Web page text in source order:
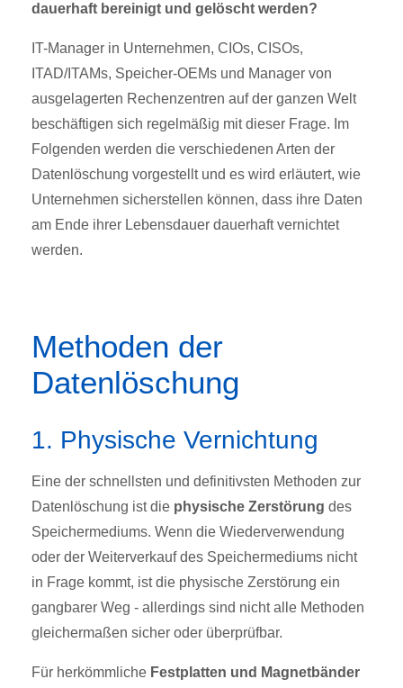
dauerhaft bereinigt und gelöscht werden?
IT-Manager in Unternehmen, CIOs, CISOs,
ITAD/ITAMs, Speicher-OEMs und Manager von
ausgelagerten Rechenzentren auf der ganzen Welt
beschäftigen sich regelmäßig mit dieser Frage. Im
Folgenden werden die verschiedenen Arten der
Datenlöschung vorgestellt und es wird erläutert, wie
Unternehmen sicherstellen können, dass ihre Daten
am Ende ihrer Lebensdauer dauerhaft vernichtet
werden.
Methoden der
Datenlöschung
1. Physische Vernichtung
Eine der schnellsten und definitivsten Methoden zur
Datenlöschung ist die physische Zerstörung des
Speichermediums. Wenn die Wiederverwendung
oder der Weiterverkauf des Speichermediums nicht
in Frage kommt, ist die physische Zerstörung ein
gangbarer Weg - allerdings sind nicht alle Methoden
gleichermaßen sicher oder überprüfbar.
Für herkömmliche Festplatten und Magnetbänder